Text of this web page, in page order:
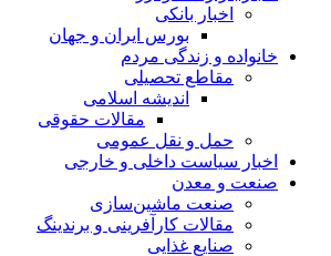
اخبار بانکی
بورس ایران و جهان
خانواده و زندگی مردم
مقاطع تحصیلی
اندیشه اسلامی
مقالات حقوقی
حمل و نقل عمومی
اخبار سیاست داخلی و خارجی
صنعت و معدن
صنعت ماشین‌سازی
مقالات کارآفرینی و برندینگ
صنایع غذایی